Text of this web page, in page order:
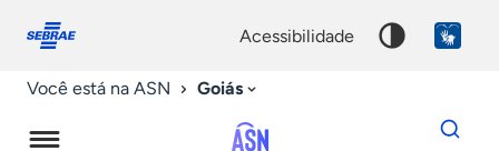
conosco
acessibilidade
Você está na ASN Goiás
Dados
para